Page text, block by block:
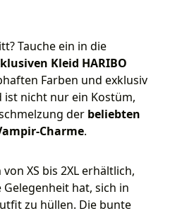
Tauche ein in die
Kleid HARIBO
Farben und exklusiv
ist nicht nur ein Kostüm,
der beliebten
Charme.
XS bis 2XL erhältlich,
hat, sich in
zu hüllen. Die bunte